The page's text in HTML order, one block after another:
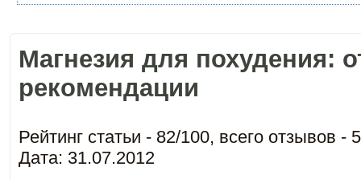
Магнезия для похудения:
рекомендации
Рейтинг статьи - 82/100, всего отзывов -
Дата: 31.07.2012